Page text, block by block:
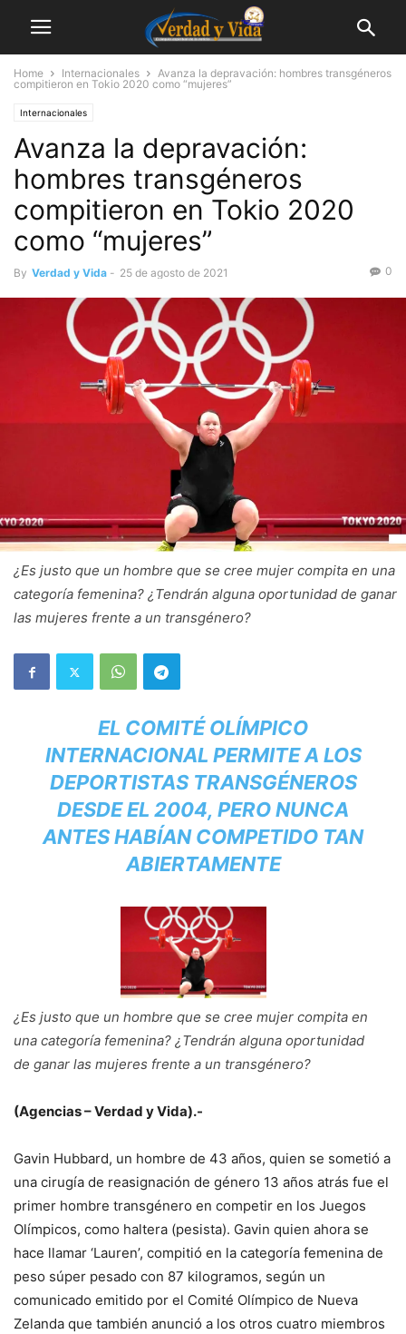
Home Internacionales
Avanza la depravación: hombres transgéneros
compitieron en Tokio 2020 como “mujeres”
Internacionales
Avanza la depravación:
hombres transgéneros
compitieron en Tokio 2020
como “mujeres”
By Verdad y Vida - 25 de agosto de 2021 0
¿Es justo que un hombre que se cree mujer compita en una
categoría femenina? ¿Tendrán alguna oportunidad de ganar
las mujeres frente a un transgénero?
EL COMITÉ OLÍMPICO
INTERNACIONAL PERMITE A LOS
DEPORTISTAS TRANSGÉNEROS
DESDE EL 2004, PERO NUNCA
ANTES HABÍAN COMPETIDO TAN
ABIERTAMENTE
¿Es justo que un hombre que se cree mujer compita en
una categoría femenina? ¿Tendrán alguna oportunidad
de ganar las mujeres frente a un transgénero?
(Agencias – Verdad y Vida).-
Gavin Hubbard, un hombre de 43 años, quien se sometió a
una cirugía de reasignación de género 13 años atrás fue el
primer hombre transgénero en competir en los Juegos
Olímpicos, como haltera (pesista). Gavin quien ahora se
hace llamar ‘Lauren’, compitió en la categoría femenina de
peso súper pesado con 87 kilogramos, según un
comunicado emitido por el Comité Olímpico de Nueva
Zelanda que también anunció a los otros cuatro miembros